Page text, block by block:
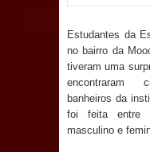
para
Anjos
O
Estudantes da
no bairro da
tiveram uma
encontraram
banheiros da
foi feita entre
masculino e